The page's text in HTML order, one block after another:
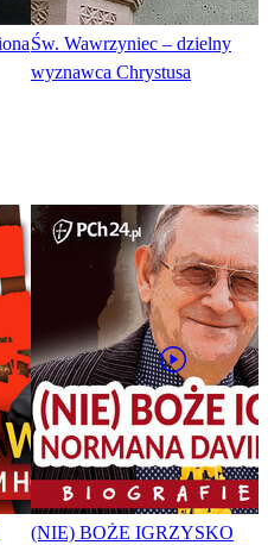
Św. Wawrzyniec – dzielny
wyznawca Chrystusa
(NIE) BOŻE IGRZYSKO